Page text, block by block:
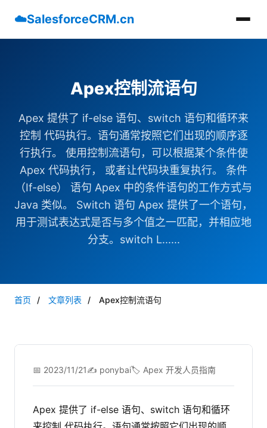
☁️SalesforceCRM.cn
Apex控制流语句
Apex 提供了 if-else 语句、switch 语句和循环来
控制 代码执行。语句通常按照它们出现的顺序逐
行执行。 使用控制流语句，可以根据某个条件使
Apex 代码执行， 或者让代码块重复执行。 条件
（If-else） 语句 Apex 中的条件语句的工作方式与
Java 类似。 Switch 语句 Apex 提供了一个语句，
用于测试表达式是否与多个值之一匹配，并相应地
分支。switch L......
首页 / 文章列表 / Apex控制流语句
📅 2023/11/21✍️ ponybai🏷️ Apex 开发人员指南
Apex 提供了 if-else 语句、switch 语句和循环